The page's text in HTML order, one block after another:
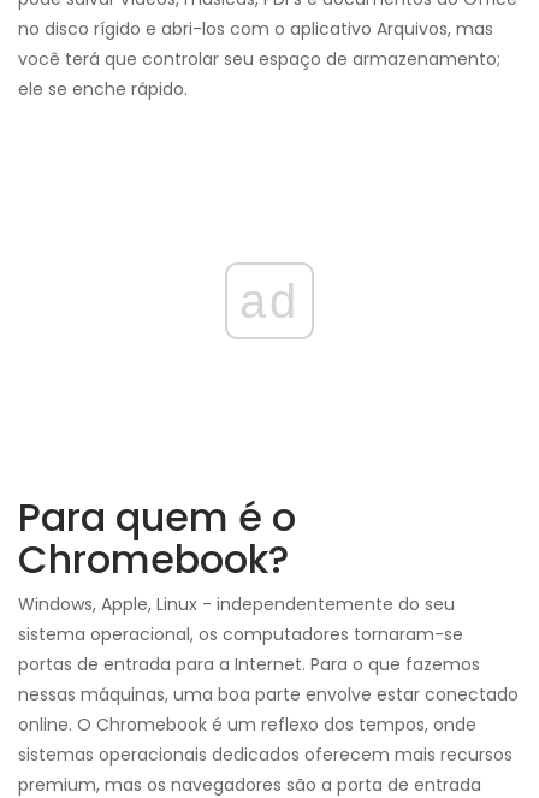
no disco rígido e abri-los com o aplicativo Arquivos, mas
você terá que controlar seu espaço de armazenamento;
ele se enche rápido.
ad
Para quem é o
Chromebook?
Windows, Apple, Linux - independentemente do seu
sistema operacional, os computadores tornaram-se
portas de entrada para a Internet. Para o que fazemos
nessas máquinas, uma boa parte envolve estar conectado
online. O Chromebook é um reflexo dos tempos, onde
sistemas operacionais dedicados oferecem mais recursos
premium, mas os navegadores são a porta de entrada